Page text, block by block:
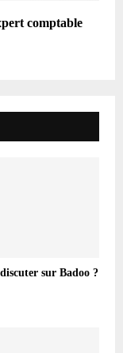
comptable
sur Badoo ?